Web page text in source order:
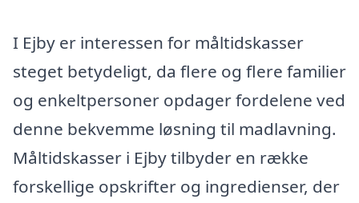
I Ejby er interessen for måltidskasser
steget betydeligt, da flere og flere familier
og enkeltpersoner opdager fordelene ved
denne bekvemme løsning til madlavning.
Måltidskasser i Ejby tilbyder en række
forskellige opskrifter og ingredienser, der